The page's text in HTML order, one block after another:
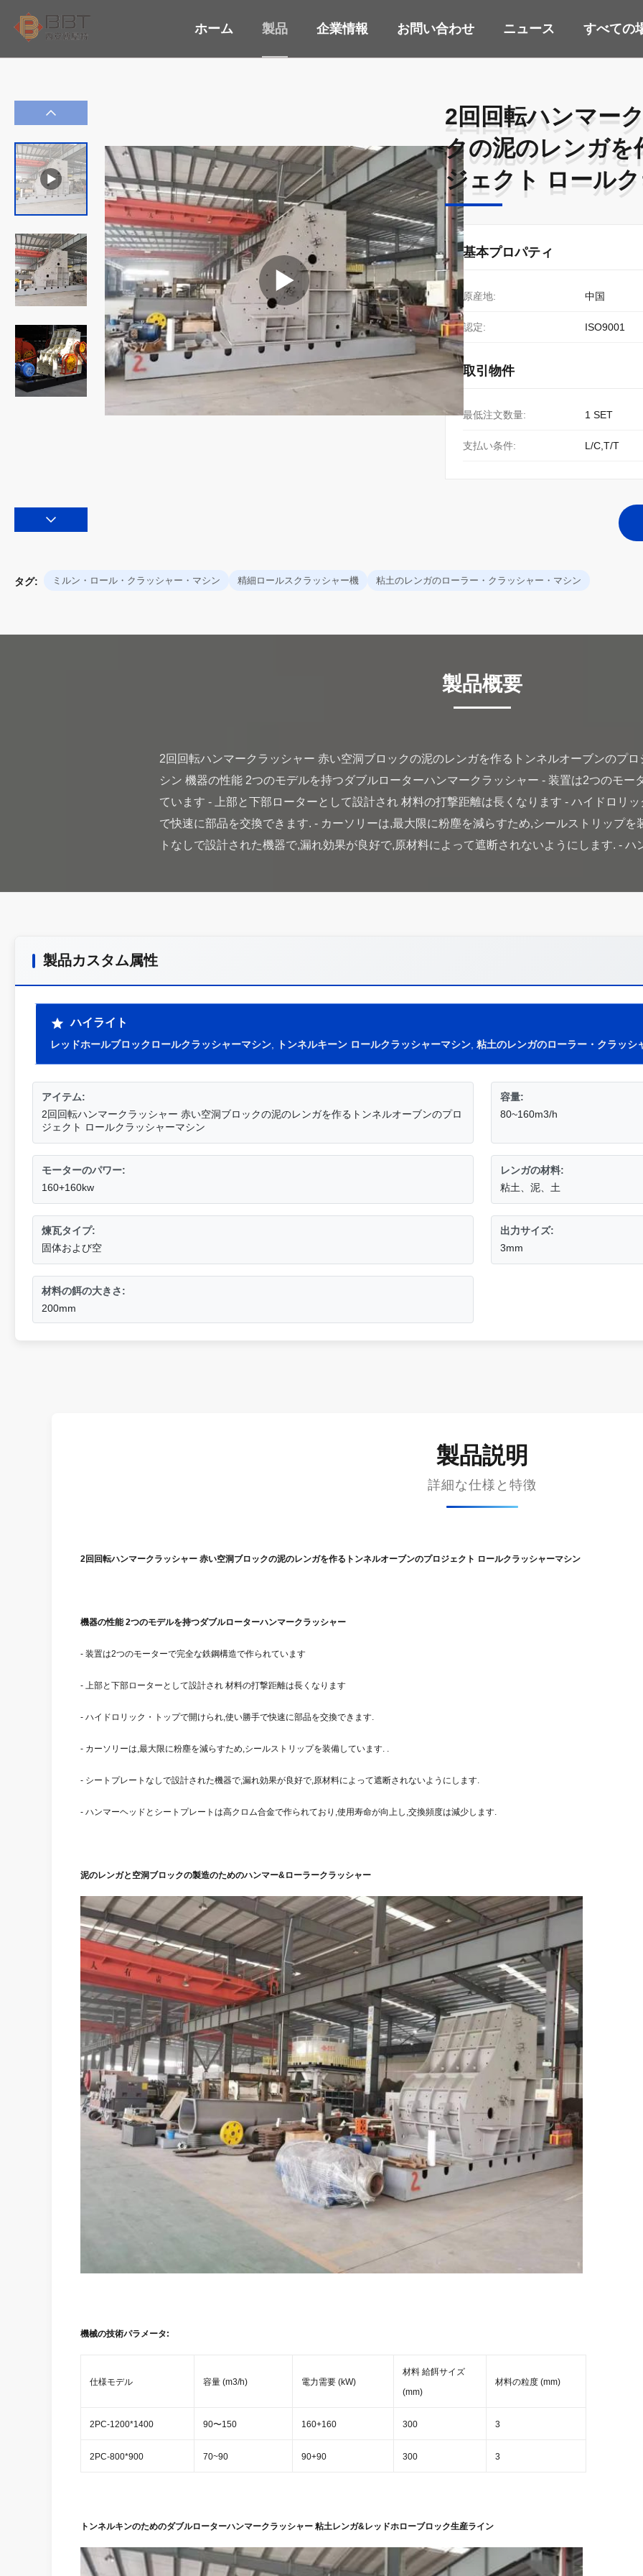
ホーム 製品 企業情報 お問い合わせ ニュース すべての
2回回転ハンマー
クの泥のレンガを
ジェクト ロール
2回回転ハンマー
クの泥のレンガを
ジェクト ロール
基本プロパティ
原産地: 中国
認定: ISO9001
取引物件
最低注文数量: 1 SET
支払い条件: L/C,T/T
タグ: ミルン・ロール・クラッシャー・マシン 精細ロールスクラッシャー機 粘土のレンガのローラー・クラッシャー・マシン
製品概要
2回回転ハンマークラッシャー 赤い空洞ブロックの泥のレンガを作るトンネルオーブンのプ
シン 機器の性能 2つのモデルを持つダブルローターハンマークラッシャー - 装置は2つのモー
ています - 上部と下部ローターとして設計され 材料の打撃距離は長くなります - ハイドロリ
で快速に部品を交換できます. - カーソリーは,最大限に粉塵を減らすため,シールストリップを
製品カスタム属性
ハイライト
レッドホールブロックロールクラッシャーマシン トンネルキーン ロールクラッシャーマシン 粘土のレンガのローラー・クラッシ
アイテム:
2回回転ハンマークラッシャー 赤い空洞ブロックの泥のレンガを作るトンネルオーブンのプロ
ジェクト ロールクラッシャーマシン
容量:
80~160m3/h
モーターのパワー:
160+160kw
レンガの材料:
粘土、泥、土
煉瓦タイプ:
固体および空
出力サイズ:
3mm
材料の餌の大きさ:
200mm
製品説明
詳細な仕様と特徴
2回回転ハンマークラッシャー 赤い空洞ブロックの泥のレンガを作るトンネルオーブンのプロジェクト ロールクラッシャーマシン
機器の性能 2つのモデルを持つダブルローターハンマークラッシャー
- 装置は2つのモーターで完全な鉄鋼構造で作られています
- 上部と下部ローターとして設計され 材料の打撃距離は長くなります
- ハイドロリック・トップで開けられ,使い勝手で快速に部品を交換できます.
- カーソリーは,最大限に粉塵を減らすため,シールストリップを装備しています. .
- シートプレートなしで設計された機器で,漏れ効果が良好で,原材料によって遮断されないようにします.
- ハンマーヘッドとシートプレートは高クロム合金で作られており,使用寿命が向上し,交換頻度は減少します.
泥のレンガと空洞ブロックの製造のためのハンマー&ローラークラッシャー
機械の技術パラメータ:
仕様モデル 容量 (m3/h) 電力需要 (kW)
材料 給餌サイズ
(mm)
材料の粒度 (mm)
2PC-1200*1400 90〜150 160+160 300 3
2PC-800*900 70~90 90+90 300 3
トンネルキンのためのダブルローターハンマークラッシャー 粘土レンガ&レッドホローブロック生産ライン